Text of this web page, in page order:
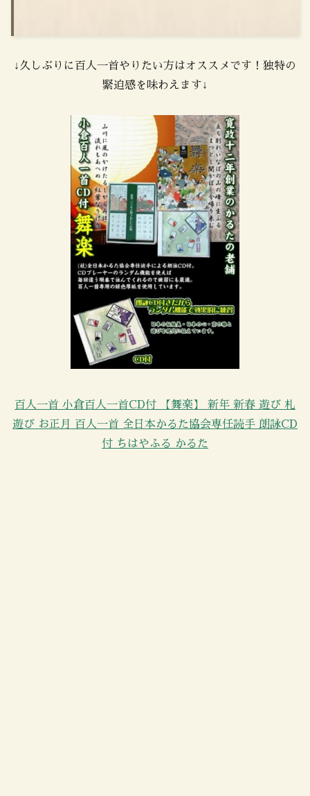
↓久しぶりに百人一首やりたい方はオススメです！独特の
緊迫感を味わえます↓
百人一首 小倉百人一首CD付 【舞楽】 新年 新春 遊び 札
遊び お正月 百人一首 全日本かるた協会専任読手 朗詠CD
付 ちはやふる かるた